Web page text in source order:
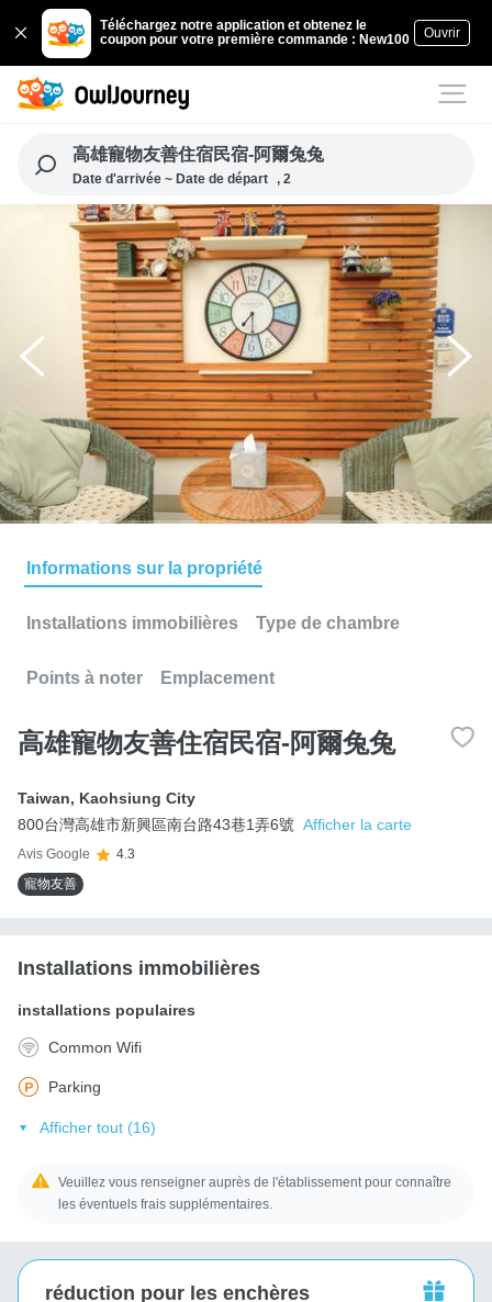
Téléchargez notre application et obtenez le
coupon pour votre première commande : New100
Ouvrir
高雄寵物友善住宿民宿-阿爾兔兔
Date d'arrivée ~ Date de départ , 2
Informations sur la propriété
Installations immobilières Type de chambre
Points à noter Emplacement
高雄寵物友善住宿民宿-阿爾兔兔
Taiwan, Kaohsiung City
800台灣高雄市新興區南台路43巷1弄6號 Afficher la carte
Avis Google
4.3
寵物友善
Installations immobilières
installations populaires
Common Wifi
Parking
Afficher tout (16)
Veuillez vous renseigner auprès de l'établissement pour connaître
les éventuels frais supplémentaires.
réduction pour les enchères